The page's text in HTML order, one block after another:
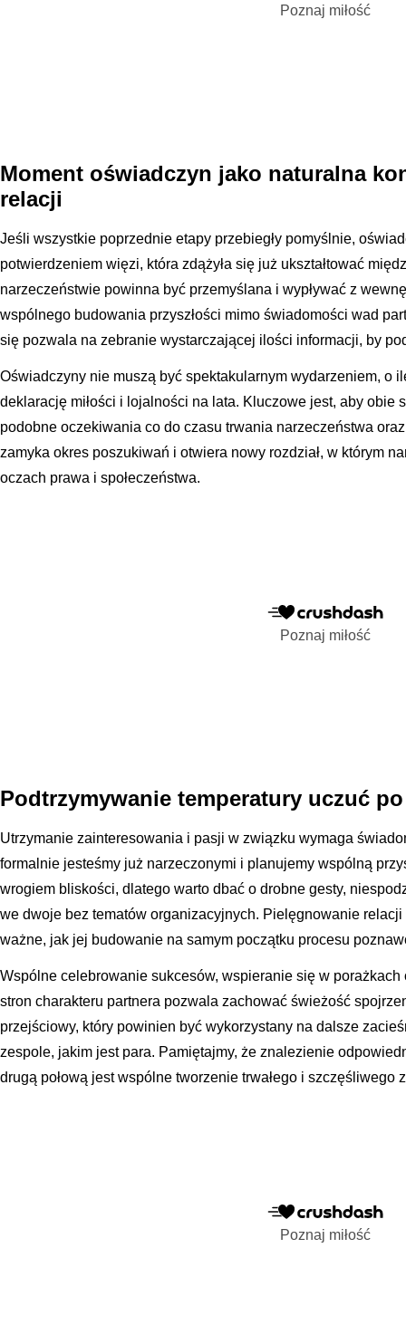
Poznaj miłość
Moment oświadczyn jako naturalna
relacji
Jeśli wszystkie poprzednie etapy przebiegły pomyślnie,
potwierdzeniem więzi, która zdążyła się już ukształtować
narzeczeństwie powinna być przemyślana i wypływać z
wspólnego budowania przyszłości mimo świadomości wad
się pozwala na zebranie wystarczającej ilości informacji, by
Oświadczyny nie muszą być spektakularnym wydarzeniem, o
deklarację miłości i lojalności na lata. Kluczowe jest, aby obie
podobne oczekiwania co do czasu trwania narzeczeństwa
zamyka okres poszukiwań i otwiera nowy rozdział, w którym
oczach prawa i społeczeństwa.
Poznaj miłość
Podtrzymywanie temperatury uczuć
Utrzymanie zainteresowania i pasji w związku wymaga
formalnie jesteśmy już narzeczonymi i planujemy wspólną
wrogiem bliskości, dlatego warto dbać o drobne gesty,
we dwoje bez tematów organizacyjnych. Pielęgnowanie
ważne, jak jej budowanie na samym początku procesu
Wspólne celebrowanie sukcesów, wspieranie się w
stron charakteru partnera pozwala zachować świeżość
przejściowy, który powinien być wykorzystany na dalsze
zespole, jakim jest para. Pamiętajmy, że znalezienie
drugą połową jest wspólne tworzenie trwałego i szczęśliwego
Poznaj miłość